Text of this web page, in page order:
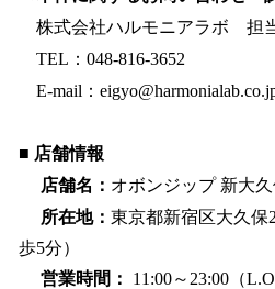
株式会社ハルモニアラボ 担当
TEL：048-816-3652
E-mail：
■ 店舗情報
店舗名： オボンジップ 新大
所在地： 東京都新宿区大久保
歩5分）
営業時間：
11:00～23:00（